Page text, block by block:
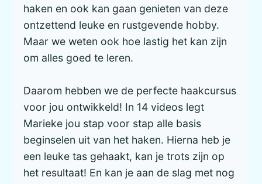
haken en ook kan gaan genieten van deze
ontzettend leuke en rustgevende hobby.
Maar we weten ook hoe lastig het kan zijn
om alles goed te leren.
Daarom hebben we de perfecte haakcursus
voor jou ontwikkeld! In 14 videos legt
Marieke jou stap voor stap alle basis
beginselen uit van het haken. Hierna heb je
een leuke tas gehaakt, kan je trots zijn op
het resultaat! En kan je aan de slag met nog